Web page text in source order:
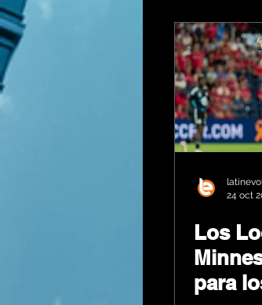
24 oct
Los
para